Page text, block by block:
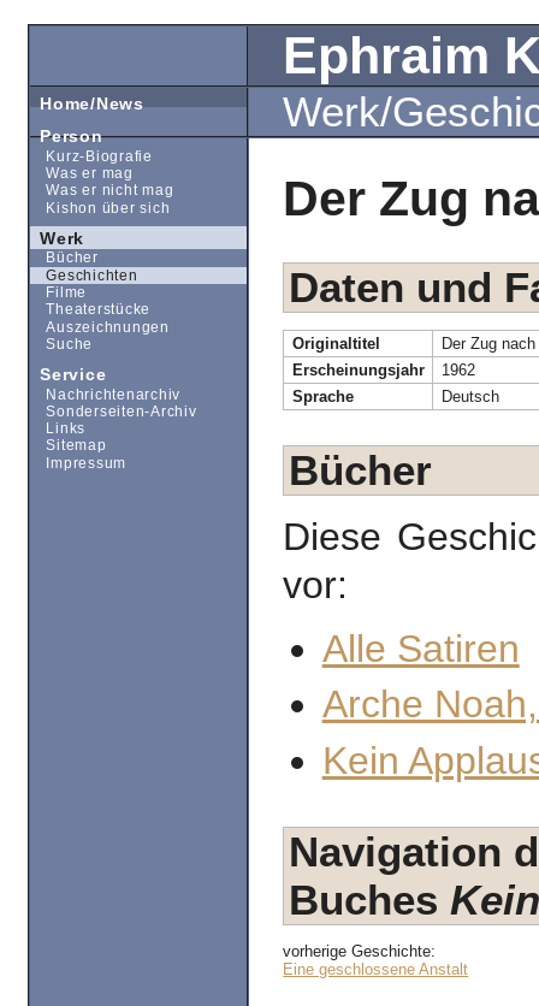
Ephraim
Werk/
Der Zug
Daten und
Originaltitel
Der Zug
Erscheinungsjahr
1962
Sprache
Deutsch
Bücher
Diese
vor:
Alle Satiren
Arche
Kein
Navigation
Buches
vorherige Geschichte:
Eine geschlossene Anstalt
Home/News
Person
Kurz-Biografie
Was er mag
Was er nicht mag
Kishon über sich
Werk
Bücher
Geschichten
Filme
Theaterstücke
Auszeichnungen
Suche
Service
Nachrichtenarchiv
Sonderseiten-Archiv
Links
Sitemap
Impressum